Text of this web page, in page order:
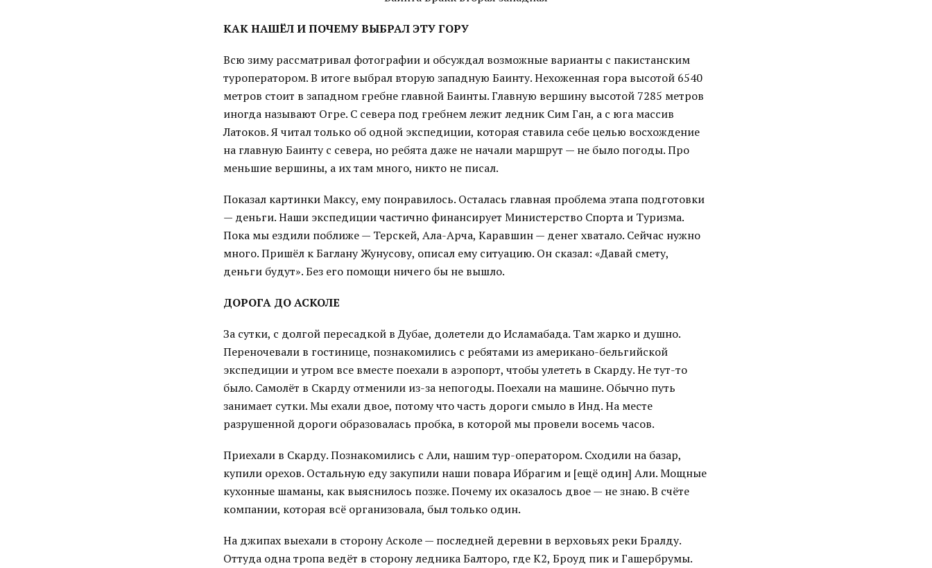
КАК НАШЁЛ И ПОЧЕМУ ВЫБРАЛ ЭТУ ГОРУ
Всю зиму рассматривал фотографии и обсуждал возможные варианты с пакистанским
туроператором. В итоге выбрал вторую западную Баинту. Нехоженная гора высотой 6540
метров стоит в западном гребне главной Баинты. Главную вершину высотой 7285 метров
иногда называют Огре. С севера под гребнем лежит ледник Сим Ган, а с юга массив
Латоков. Я читал только об одной экспедиции, которая ставила себе целью восхождение
на главную Баинту с севера, но ребята даже не начали маршрут — не было погоды. Про
меньшие вершины, а их там много, никто не писал.
Показал картинки Максу, ему понравилось. Осталась главная проблема этапа подготовки
— деньги. Наши экспедиции частично финансирует Министерство Спорта и Туризма.
Пока мы ездили поближе — Терскей, Ала-Арча, Каравшин — денег хватало. Сейчас нужно
много. Пришёл к Баглану Жунусову, описал ему ситуацию. Он сказал: «Давай смету,
деньги будут». Без его помощи ничего бы не вышло.
ДОРОГА ДО АСКОЛЕ
За сутки, с долгой пересадкой в Дубае, долетели до Исламабада. Там жарко и душно.
Переночевали в гостинице, познакомились с ребятами из американо-бельгийской
экспедиции и утром все вместе поехали в аэропорт, чтобы улететь в Скарду. Не тут-то
было. Самолёт в Скарду отменили из-за непогоды. Поехали на машине. Обычно путь
занимает сутки. Мы ехали двое, потому что часть дороги смыло в Инд. На месте
разрушенной дороги образовалась пробка, в которой мы провели восемь часов.
Приехали в Скарду. Познакомились с Али, нашим тур-оператором. Сходили на базар,
купили орехов. Остальную еду закупили наши повара Ибрагим и [ещё один] Али. Мощные
кухонные шаманы, как выяснилось позже. Почему их оказалось двое — не знаю. В счёте
компании, которая всё организовала, был только один.
На джипах выехали в сторону Асколе — последней деревни в верховьях реки Бралду.
Оттуда одна тропа ведёт в сторону ледника Балторо, где К2, Броуд пик и Гашербрумы.